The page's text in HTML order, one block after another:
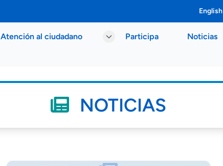
English
Atención al ciudadano Participa Noticias
NOTICIAS